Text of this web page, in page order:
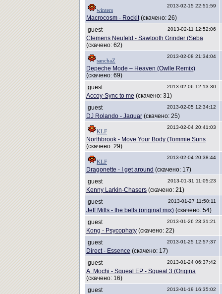
winters
2013-02-15 22:51:59
Macrocosm - Rockit(скачено: 26)
guest
2013-02-11 12:52:06
Clemens Neufeld - Sawtooth Grinder (Seba
(скачено: 62)
sanchaZ
2013-02-08 21:34:04
Depeche Mode – Heaven (Owlle Remix)
(скачено: 69)
guest
2013-02-06 12:13:30
Accoy-Sync to me (скачено: 31)
guest
2013-02-05 12:34:12
DJ Rolando - Jaguar (скачено: 25)
KLF
2013-02-04 20:41:03
Northbrook - Move Your Body (Tommie Suns
(скачено: 29)
KLF
2013-02-04 20:38:44
Dragonette - I get around (скачено: 17)
guest
2013-01-31 11:05:23
Kenny Larkin-Chasers (скачено: 21)
guest
2013-01-27 11:50:11
Jeff Mills - the bells (original mix) (скачено: 54)
guest
2013-01-26 23:31:21
Kong - Psycophaty (скачено: 22)
guest
2013-01-25 12:57:37
Direct - Essence (скачено: 17)
guest
2013-01-24 06:37:42
A. Mochi - Squeal EP - Squeal 3 (Origina
(скачено: 16)
guest
2013-01-19 16:35:02